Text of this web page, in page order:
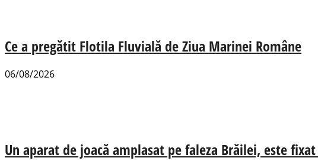
Ce a pregătit Flotila Fluvială de Ziua Marinei Române
06/08/2026
Un aparat de joacă amplasat pe faleza Brăilei, este